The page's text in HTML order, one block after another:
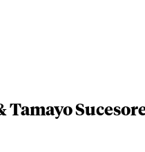
Tamayo